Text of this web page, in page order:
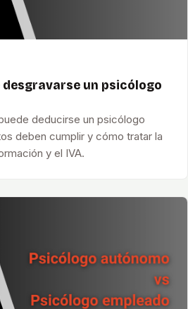
desgravarse un psicólogo
deducirse un psicólogo
deben cumplir y cómo tratar la
y el IVA.